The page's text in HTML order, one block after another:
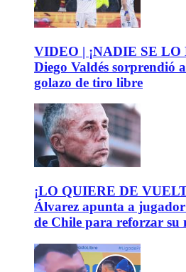
VIDEO | ¡NADIE SE LO
Diego Valdés sorprendió
golazo de tiro libre
¡LO QUIERE DE
Álvarez apunta a
de Chile para reforzar su